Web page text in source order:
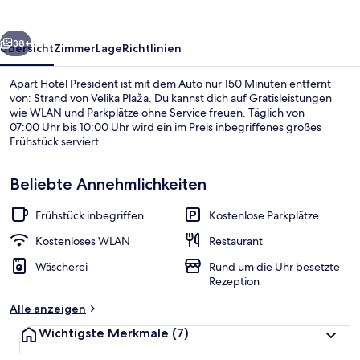
Strand
Weiter
38+
ÜbersichtZimmerLageRichtlinien
Apart Hotel President ist mit dem Auto nur 150 Minuten entfernt
von: Strand von Velika Plaža. Du kannst dich auf Gratisleistungen
wie WLAN und Parkplätze ohne Service freuen. Täglich von
07:00 Uhr bis 10:00 Uhr wird ein im Preis inbegriffenes großes
Frühstück serviert.
Beliebte Annehmlichkeiten
Frühstück inbegriffen
Kostenlose Parkplätze
Kostenloses WLAN
Restaurant
Wäscherei
Rund um die Uhr besetzte
Rezeption
Alle anzeigen
Wichtigste Merkmale (7)